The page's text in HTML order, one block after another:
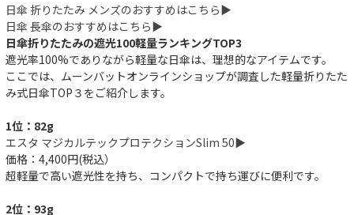
日傘 折りたたみ メンズのおすすめはこちら▶︎
日傘 長傘のおすすめはこちら▶︎
日傘折りたたみの遮光100軽量ランキングTOP3
遮光率100%でありながら軽量な日傘は、理想的なアイテムです。
ここでは、ムーンバットオンラインショップが調査した軽量折りたた
み式日傘TOP３をご紹介します。
1位：82g
エスタ マジカルテックプロテクションSlim 50▶︎
価格：4,400円(税込）
超軽量で高い遮光性を持ち、コンパクトで持ち運びに便利です。
2位：93g